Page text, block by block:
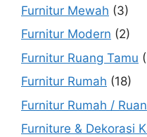
Furnitur Mewah (3)
Furnitur Modern (2)
Furnitur Ruang Tamu
Furnitur Rumah (18)
Furnitur Rumah /
Furniture & Dekorasi